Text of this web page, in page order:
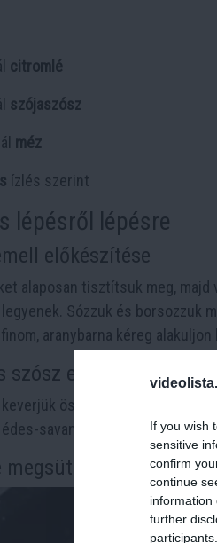
If you wish
sensitive
confirm
continue
information
further
citromlé
szójaszósz
méz
ízlés szerint
lépésről lépésre
előkészítése
alaposan tisztítsuk meg,
Sózzuk és borsozzuk
aranybarna kéreg alakuljon
szósz elkészítése
össze a
savanykás ízvilágát.